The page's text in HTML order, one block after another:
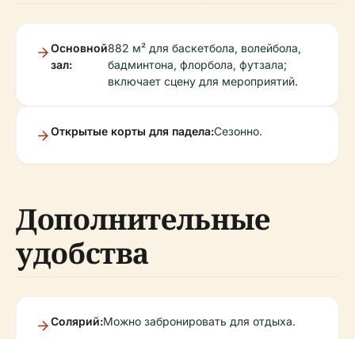
Основной
зал:
882 м² для баскетбола, волейбола,
бадминтона, флорбола, футзала;
включает сцену для мероприятий.
Открытые корты для падела:Сезонно.
Дополнительные
удобства
Солярий:Можно забронировать для отдыха.